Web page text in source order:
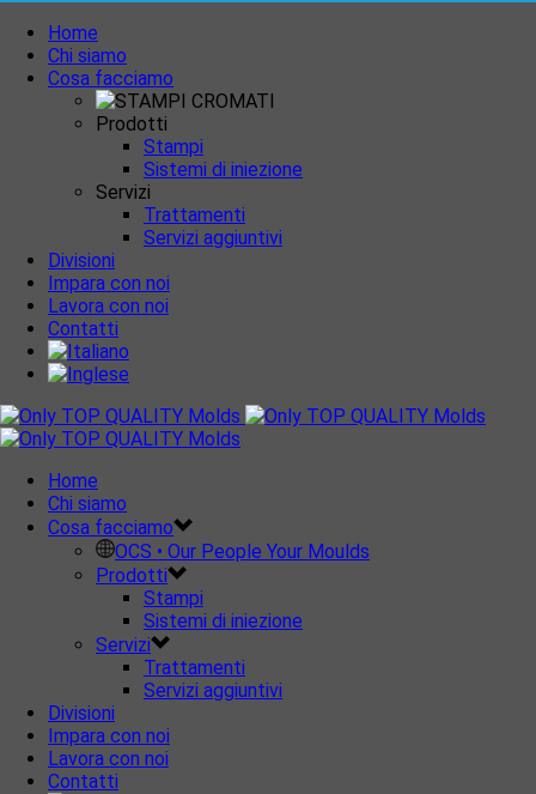
Home
Chi siamo
Cosa facciamo
Prodotti
Stampi
Sistemi di iniezione
Servizi
Trattamenti
Servizi aggiuntivi
Divisioni
Impara con noi
Lavora con noi
Contatti
Home
Chi siamo
Cosa facciamo
OCS • Our People Your Moulds
Prodotti
Stampi
Sistemi di iniezione
Servizi
Trattamenti
Servizi aggiuntivi
Divisioni
Impara con noi
Lavora con noi
Contatti